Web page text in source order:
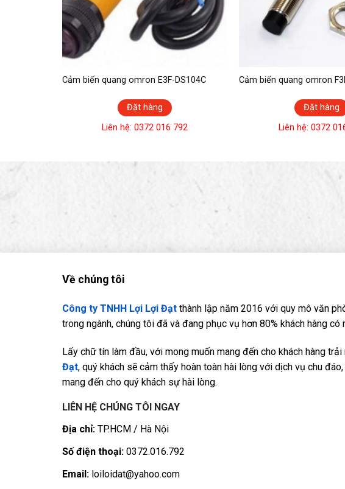
Cảm biến quang omron E3F-DS104C
Đặt hàng
Liên hệ: 0372 016 792
Cảm biến quang omron
Đặt hàng
Liên hệ: 0372
Về chúng tôi
Công ty TNHH Lợi Lợi Đạt thành lập năm 2016 với quy mô văn
trong ngành, chúng tôi đã và đang phục vụ hơn 80% khách hàng
Lấy chữ tín làm đầu, với mong muốn mang đến cho khách hàng
Đạt, quý khách sẽ cảm thấy hoàn toàn hài lòng với dịch vụ chu
mang đến cho quý khách sự hài lòng.
LIÊN HỆ CHÚNG TÔI NGAY
Địa chỉ: TP.HCM / Hà Nội
Số điện thoại: 0372.016.792
Email: loiloidat@yahoo.com